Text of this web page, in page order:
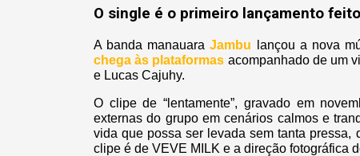
O single é o primeiro lançamento
A banda manauaraJambu lançou a nova
chega às plataformas acompanhado de um
e Lucas Cajuhy.
O clipe de “lentamente”, gravado em
externas do grupo em cenários calmos e
vida que possa ser levada sem tanta pressa,
clipe é de VEVE MILK e a direção fotográfica